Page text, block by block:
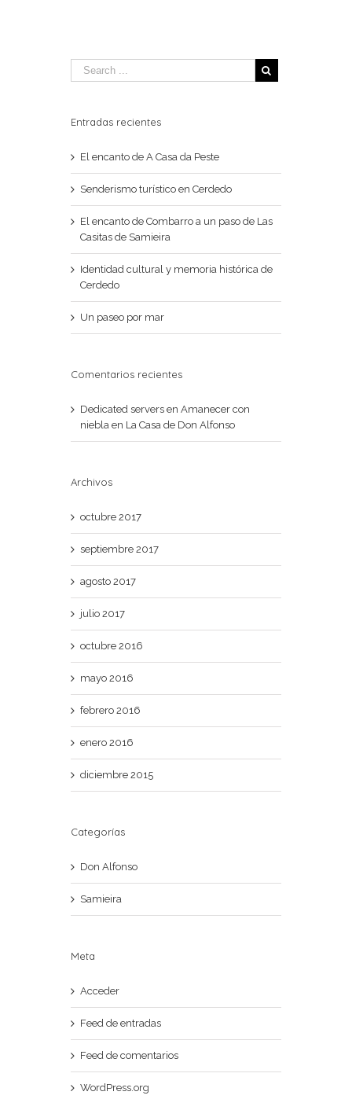
Entradas recientes
El encanto de A Casa da Peste
Senderismo turístico en Cerdedo
El encanto de Combarro a un paso de Las
Casitas de Samieira
Identidad cultural y memoria histórica de
Cerdedo
Un paseo por mar
Comentarios recientes
Dedicated serversen Amanecer con
niebla en La Casa de Don Alfonso
Archivos
octubre 2017
septiembre 2017
agosto 2017
julio 2017
octubre 2016
mayo 2016
febrero 2016
enero 2016
diciembre 2015
Categorías
Don Alfonso
Samieira
Meta
Acceder
Feed de entradas
Feed de comentarios
WordPress.org